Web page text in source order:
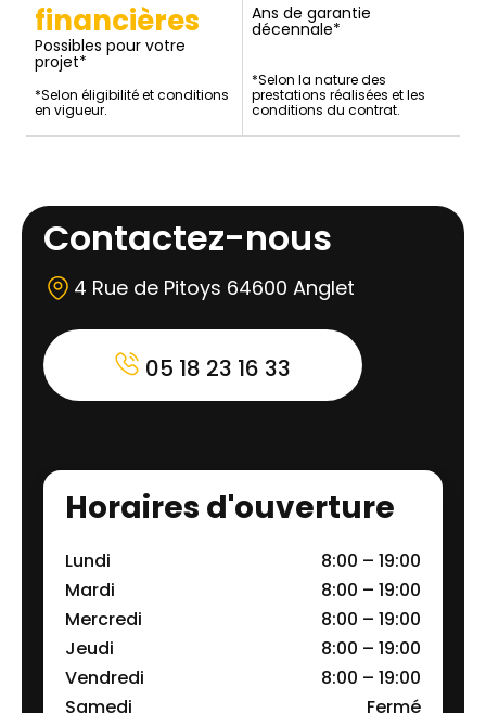
financières
Possibles pour votre
projet*
*Selon éligibilité et conditions
en vigueur.
Ans de garantie
décennale*
*Selon la nature des
prestations réalisées et les
conditions du contrat.
Contactez-nous
4 Rue de Pitoys 64600 Anglet
05 18 23 16 33
Horaires d'ouverture
Lundi
8:00 – 19:00
Mardi
8:00 – 19:00
Mercredi
8:00 – 19:00
Jeudi
8:00 – 19:00
Vendredi
8:00 – 19:00
Samedi
Fermé